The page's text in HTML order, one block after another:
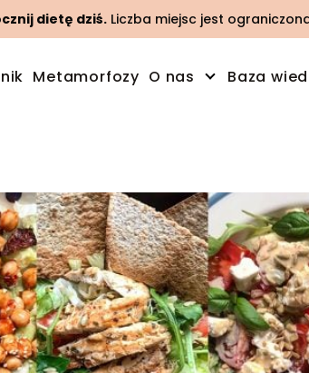
dietę dziś. Liczba miejsc jest
Metamorfozy O nas Baza